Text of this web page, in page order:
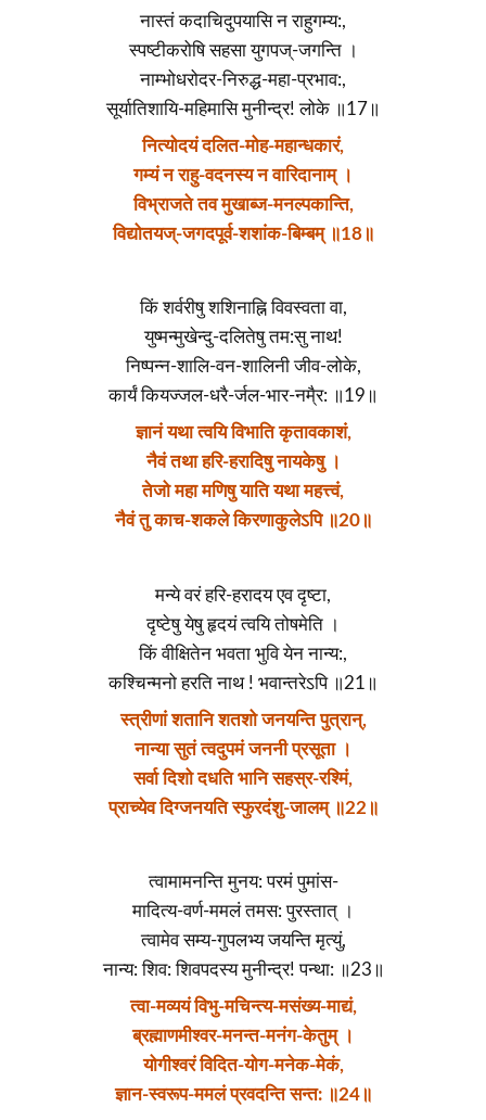
नास्तं कदाचिदुपयासि न राहुगम्य:,
स्पष्टीकरोषि सहसा युगपज्-जगन्ति ।
नाम्भोधरोदर-निरुद्ध-महा-प्रभाव:,
सूर्यातिशायि-महिमासि मुनीन्द्र! लोके ॥17॥
नित्योदयं दलित-मोह-महान्धकारं,
गम्यं न राहु-वदनस्य न वारिदानाम् ।
विभ्राजते तव मुखाब्ज-मनल्पकान्ति,
विद्योतयज्-जगदपूर्व-शशांक-बिम्बम् ॥18॥
किं शर्वरीषु शशिनाह्नि विवस्वता वा,
युष्मन्मुखेन्दु-दलितेषु तम:सु नाथ!
निष्पन्न-शालि-वन-शालिनी जीव-लोके,
कार्यं कियज्जल-धरै-र्जल-भार-नमै्र: ॥19॥
ज्ञानं यथा त्वयि विभाति कृतावकाशं,
नैवं तथा हरि-हरादिषु नायकेषु ।
तेजो महा मणिषु याति यथा महत्त्वं,
नैवं तु काच-शकले किरणाकुलेऽपि ॥20॥
मन्ये वरं हरि-हरादय एव दृष्टा,
दृष्टेषु येषु हृदयं त्वयि तोषमेति ।
किं वीक्षितेन भवता भुवि येन नान्य:,
कश्चिन्मनो हरति नाथ ! भवान्तरेऽपि ॥21॥
स्त्रीणां शतानि शतशो जनयन्ति पुत्रान्,
नान्या सुतं त्वदुपमं जननी प्रसूता ।
सर्वा दिशो दधति भानि सहस्र-रश्मिं,
प्राच्येव दिग्जनयति स्फुरदंशु-जालम् ॥22॥
त्वामामनन्ति मुनय: परमं पुमांस-
मादित्य-वर्ण-ममलं तमस: पुरस्तात् ।
त्वामेव सम्य-गुपलभ्य जयन्ति मृत्युं,
नान्य: शिव: शिवपदस्य मुनीन्द्र! पन्था: ॥23॥
त्वा-मव्ययं विभु-मचिन्त्य-मसंख्य-माद्यं,
ब्रह्माणमीश्वर-मनन्त-मनंग-केतुम् ।
योगीश्वरं विदित-योग-मनेक-मेकं,
ज्ञान-स्वरूप-ममलं प्रवदन्ति सन्त: ॥24॥